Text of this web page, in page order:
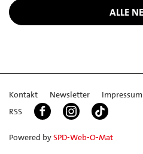
ALLE
Kontakt Newsletter Impressum
RSS
Powered bySPD-Web-O-Mat